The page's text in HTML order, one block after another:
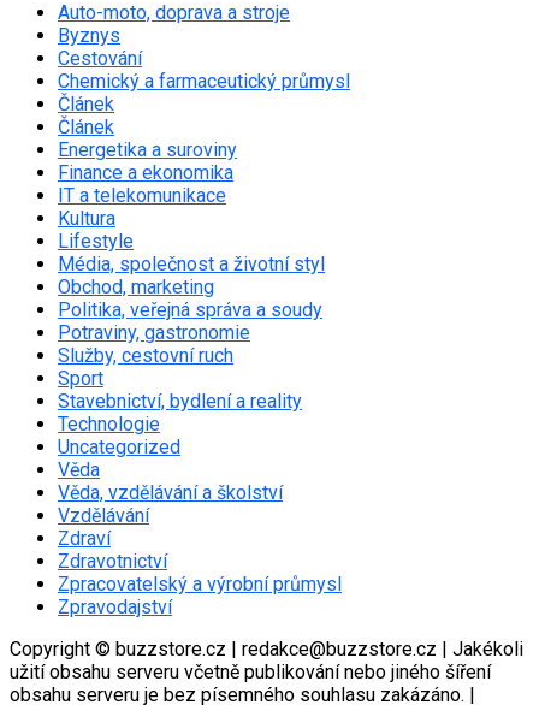
Auto-moto, doprava a stroje
Byznys
Cestování
Chemický a farmaceutický průmysl
Článek
Článek
Energetika a suroviny
Finance a ekonomika
IT a telekomunikace
Kultura
Lifestyle
Média, společnost a životní styl
Obchod, marketing
Politika, veřejná správa a soudy
Potraviny, gastronomie
Služby, cestovní ruch
Sport
Stavebnictví, bydlení a reality
Technologie
Uncategorized
Věda
Věda, vzdělávání a školství
Vzdělávání
Zdraví
Zdravotnictví
Zpracovatelský a výrobní průmysl
Zpravodajství
Copyright © buzzstore.cz | redakce@buzzstore.cz | Jakékoli
užití obsahu serveru včetně publikování nebo jiného šíření
obsahu serveru je bez písemného souhlasu zakázáno.